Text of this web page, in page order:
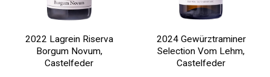
2022 Lagrein Riserva
Borgum Novum,
Castelfeder
2024 Gewürztraminer
Selection Vom Lehm,
Castelfeder